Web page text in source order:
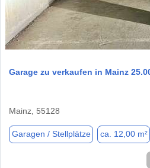
Garage zu verkaufen in Mainz
Mainz, 55128
Garagen / Stellplätze ca. 12,00 m²